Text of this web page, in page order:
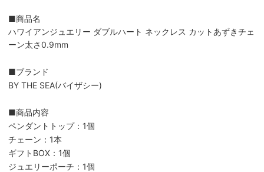
■商品名
ハワイアンジュエリー ダブルハート ネックレス カットあずきチェ
ーン太さ0.9mm
■ブランド
BY THE SEA(バイザシー)
■商品内容
ペンダントトップ：1個
チェーン：1本
ギフトBOX：1個
ジュエリーポーチ：1個